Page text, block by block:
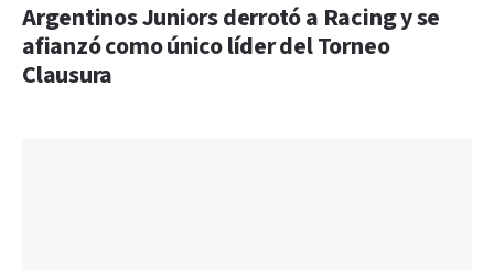
Argentinos Juniors derrotó a Racing y se
afianzó como único líder del Torneo
Clausura